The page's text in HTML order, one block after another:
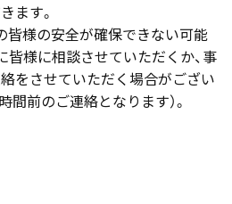
ます。
皆様の安全が確保できない可能
皆様に相談させていただくか、事
をさせていただく場合がござい
間前のご連絡となります）。